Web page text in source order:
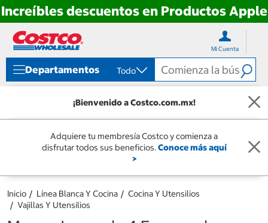
Increíbles descuentos en Productos Apple
directo
contenido
directo
menú
navegación
Mi Cuenta
Departamentos Todo
¡Bienvenido a Costco.com.mx!
Adquiere tu membresía Costco y comienza a
disfrutar todos sus beneficios.Conoce más aquí
>
Inicio Línea Blanca Y Cocina
Cocina Y Utensilios
Vajillas Y Utensilios